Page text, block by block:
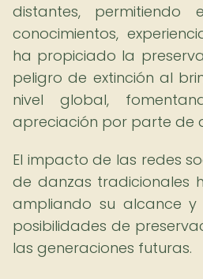
distantes, permitiendo
conocimientos,
ha propiciado la
peligro de extinción al
nivel global,
apreciación por parte de
El impacto de las redes
de danzas tradicionales
ampliando su alcance y
posibilidades de
las generaciones futuras.